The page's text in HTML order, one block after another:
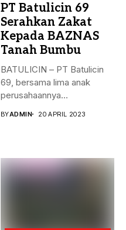
PT Batulicin 69
Serahkan Zakat
Kepada BAZNAS
Tanah Bumbu
BATULICIN – PT Batulicin
69, bersama lima anak
perusahaannya
BYADMIN 20 APRIL 2023